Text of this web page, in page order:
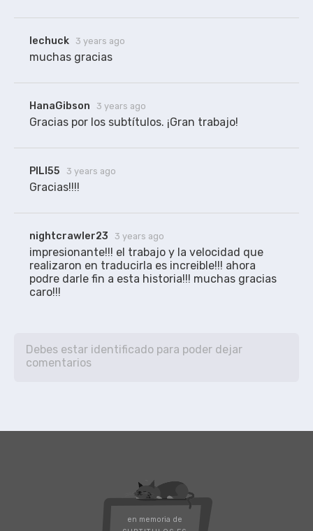
lechuck 3 years ago
muchas gracias
HanaGibson 3 years ago
Gracias por los subtítulos. ¡Gran trabajo!
PILI55 3 years ago
Gracias!!!!
nightcrawler23 3 years ago
impresionante!!! el trabajo y la velocidad que
realizaron en traducirla es increible!!! ahora
podre darle fin a esta historia!!! muchas gracias
caro!!!
en memoria de